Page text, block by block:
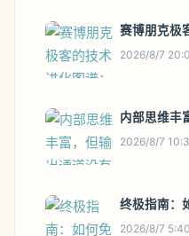
赛博朋克极
2026/8/7
内部思维丰
2026/8/7
终极指南：
2026/8/7